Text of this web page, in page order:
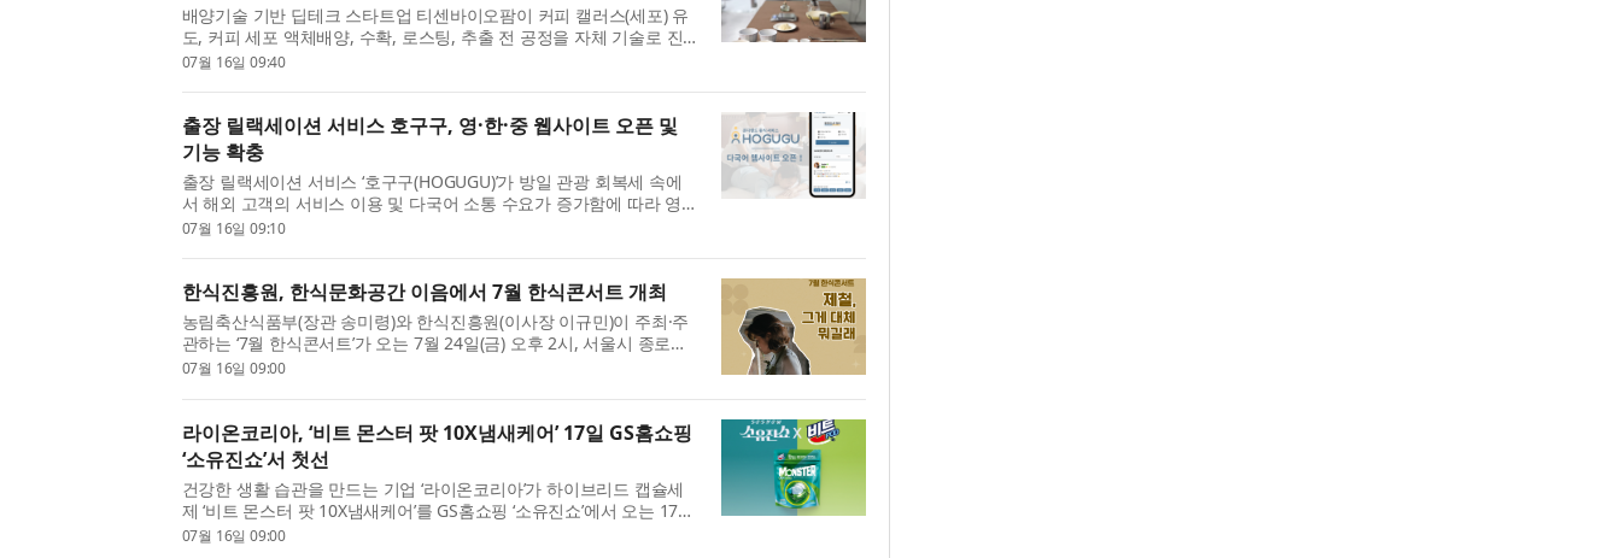
배양기술 기반 딥테크 스타트업 티센바이오팜이 커피 캘러스(세포) 유
도, 커피 세포 액체배양, 수확, 로스팅, 추출 전 공정을 자체 기술로 진
행해 세포배양커피 시음을 완료했다. 국내에서 전 공정을 자체 기술로
07월 16일 09:40
출장 릴랙세이션 서비스 호구구, 영·한·중 웹사이트 오픈 및
기능 확충
출장 릴랙세이션 서비스 ‘호구구(HOGUGU)’가 방일 관광 회복세 속에
서 해외 고객의 서비스 이용 및 다국어 소통 수요가 증가함에 따라 영
어·한국어·중국어 대응 웹사이트 오픈과 더불어 관련 기능 확충에 나섰
07월 16일 09:10
한식진흥원, 한식문화공간 이음에서 7월 한식콘서트 개최
농림축산식품부(장관 송미령)와 한식진흥원(이사장 이규민)이 주최·주
관하는 ‘7월 한식콘서트’가 오는 7월 24일(금) 오후 2시, 서울시 종로구
에 위치한 한식문화공간 이음에서 열린다. 이번 콘서트의 연사는 요리
07월 16일 09:00
라이온코리아, ‘비트 몬스터 팟 10X냄새케어’ 17일 GS홈쇼핑
‘소유진쇼’서 첫선
건강한 생활 습관을 만드는 기업 ‘라이온코리아’가 하이브리드 캡슐세
제 ‘비트 몬스터 팟 10X냄새케어’를 GS홈쇼핑 ‘소유진쇼’에서 오는 17일
본격 선보인다. 앞서 라이온코리아의 ‘비트 몬스터 팟 10X삶음파워’는
07월 16일 09:00